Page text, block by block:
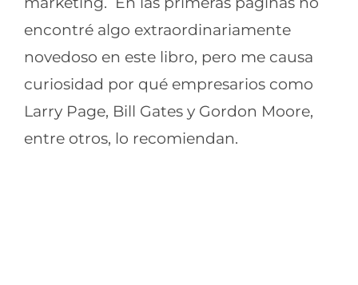
encontré algo extraordinariamente
novedoso en este libro, pero me causa
curiosidad por qué empresarios como
Larry Page, Bill Gates y Gordon Moore,
entre otros, lo recomiendan.